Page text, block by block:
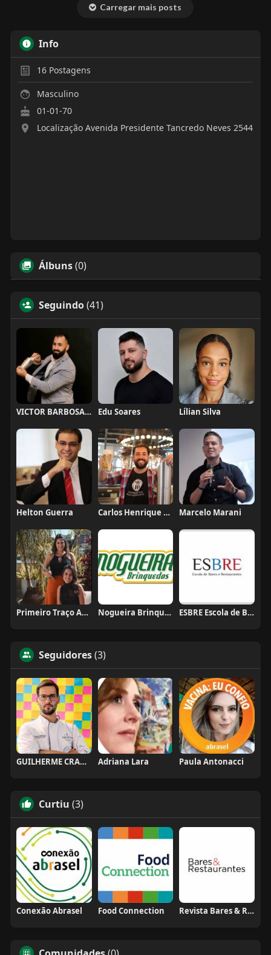
Carregar mais posts
Info
16Postagens
Masculino
01-01-70
Localização Avenida Presidente Tancredo Neves 2544
Álbuns(0)
Seguindo(41)
VICTOR BARBOSA QUARANTA Edu Soares Lílian Silva
Helton Guerra Carlos Henrique de Faria Vasconcelos Marcelo Marani
Primeiro Traço Arquitetura Nogueira Brinquedos ESBRE Escola de Bares e Restaurantes
Seguidores(3)
GUILHERME CRAMER BALLE Adriana Lara Paula Antonacci
Curtiu (3)
Conexão Abrasel Food Connection Revista Bares & Restaurantes